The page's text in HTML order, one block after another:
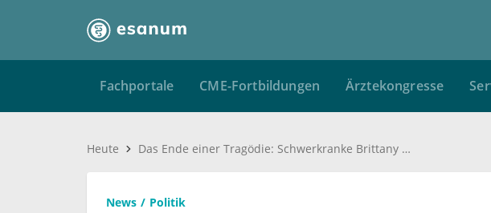
Fachportale CME-Fortbildungen Ärztekongresse
Heute Das Ende einer Tragödie: Schwerkranke Brittany Maynard nimmt sich das Leben
News Politik